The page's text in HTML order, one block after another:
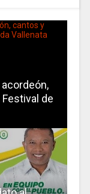
de